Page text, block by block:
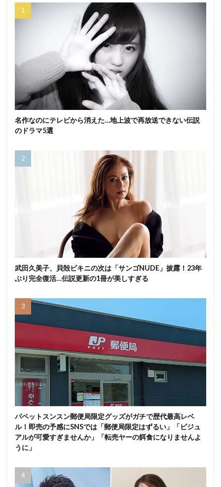
名作なのにテレビから消えた…地上波で再放送できない伝説
のドラマ5選
武田久美子、貝殻ビキニの次は「サンゴNUDE」披露！23年
ぶり完全復活…伝説更新の1冊が美しすぎる
パペットスンスン郵便局限定グッズがガチで歴代最高レベ
ル！即売の予感にSNSでは「郵便局限定はずるい」「ビジュ
アルが可愛すぎませんか」「転売ヤーの餌食になりませんよ
うに」